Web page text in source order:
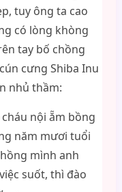
tuy ông ta cao
có lòng khòng
tay bố chồng
cưng Shiba Inu
nhủ thầm:
nội ẵm bồng
năm mươi tuổi
mình anh
suốt, thì đào